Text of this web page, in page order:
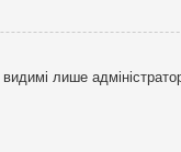
видимі лише